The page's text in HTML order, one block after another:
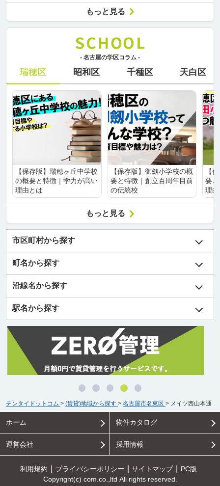
もっと見る
- 名古屋の学区コラム -
瑞穂区 昭和区 千種区 天白区
【保存版】瑞穂ヶ丘中学校
の概要と特徴｜学力が高い
理由とは
【保存版】御劔小学校の概
要と特徴｜創立百周年目前
の伝統校
【
要
理
もっと見る
市区町村から探す
町名から探す
沿線名から探す
駅名から探す
チンタイドットコム > (賃貸)地域から探す > 名古屋市名東区 > メイツ西山本通
ホーム 物件カタログ
運営会社 採用情報
利用規約 プライバシーポリシー サイトマップ
PC版
Copyright(c) com.co.,ltd All rights reserved.